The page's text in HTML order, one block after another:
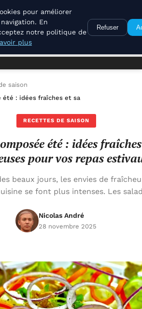
Des Terroirs
saison
été : idées fraîches et savoureuses pour
RECETTES DE SAISON
été : idées
pour vos repas
beaux jours, les envies de
se font plus intenses. Les
Nicolas André
28 novembre 2025
pour améliorer
En
notre politique de
plus
Refuser